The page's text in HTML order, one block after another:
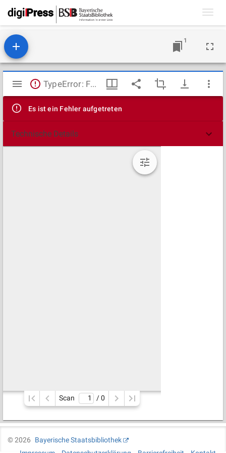
1
Mirador
Viewer
TypeError: Failed to fetch
Es ist ein Fehler aufgetreten
Technische Details
Scan / 0
©2026
Bayerische Staatsbibliothek